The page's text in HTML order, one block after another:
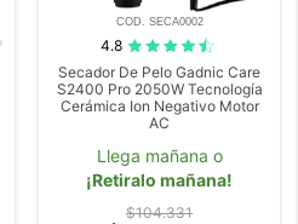
COD. SECA0002
4.8
Secador De Pelo Gadnic Care
S2400 Pro 2050W Tecnología
Cerámica Ion Negativo Motor
AC
Llega mañana o
¡Retiralo mañana!
$104.331